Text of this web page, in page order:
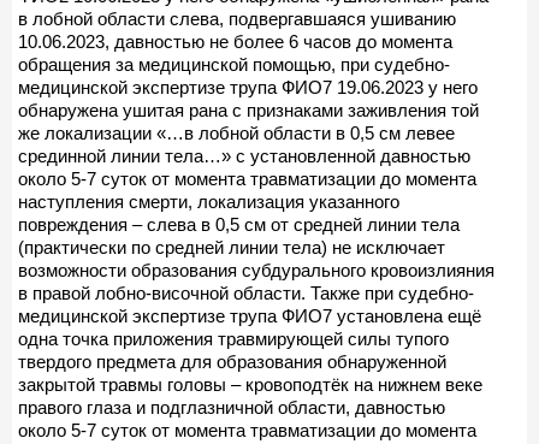
в лобной области слева, подвергавшаяся ушиванию
10.06.2023, давностью не более 6 часов до момента
обращения за медицинской помощью, при судебно-
медицинской экспертизе трупа ФИО7 19.06.2023 у него
обнаружена ушитая рана с признаками заживления той
же локализации «…в лобной области в 0,5 см левее
срединной линии тела…» с установленной давностью
около 5-7 суток от момента травматизации до момента
наступления смерти, локализация указанного
повреждения – слева в 0,5 см от средней линии тела
(практически по средней линии тела) не исключает
возможности образования субдурального кровоизлияния
в правой лобно-височной области. Также при судебно-
медицинской экспертизе трупа ФИО7 установлена ещё
одна точка приложения травмирующей силы тупого
твердого предмета для образования обнаруженной
закрытой травмы головы – кровоподтёк на нижнем веке
правого глаза и подглазничной области, давностью
около 5-7 суток от момента травматизации до момента